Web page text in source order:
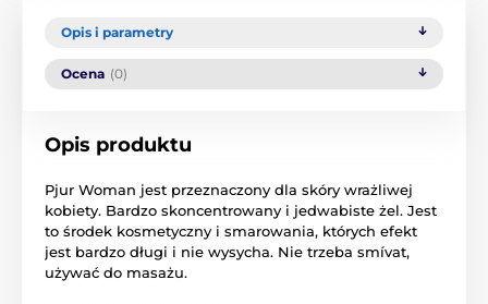
Opis i parametry
Ocena (0)
Opis produktu
Pjur Woman jest przeznaczony dla skóry wrażliwej
kobiety. Bardzo skoncentrowany i jedwabiste żel. Jest
to środek kosmetyczny i smarowania, których efekt
jest bardzo długi i nie wysycha. Nie trzeba smívat,
używać do masażu.